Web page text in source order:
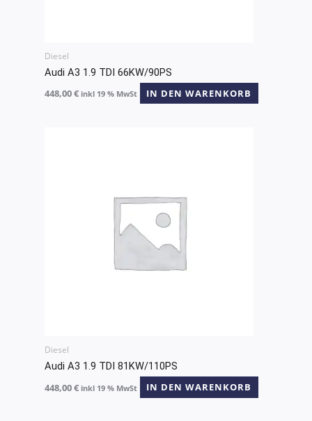
Diesel
Audi A3 1.9 TDI 66KW/90PS
448,00€ inkl 19 % MwSt IN DEN WARENKORB
Diesel
Audi A3 1.9 TDI 81KW/110PS
448,00€ inkl 19 % MwSt IN DEN WARENKORB